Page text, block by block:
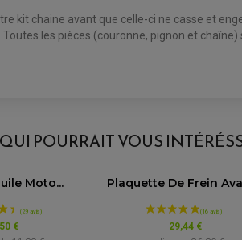
kit chaine avant que celle-ci ne casse et
les pièces (couronne, pignon et
POURRAIT VOUS
Moto...
€
Plaquette De Frein
29,44 €